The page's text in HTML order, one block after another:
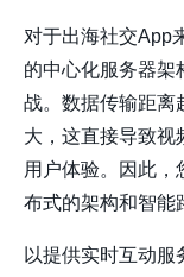
对于出海社交App
的中心化服务器架
战。数据传输距离
大，这直接导致视
用户体验。因此，
布式的架构和智能
以提供实时互动服